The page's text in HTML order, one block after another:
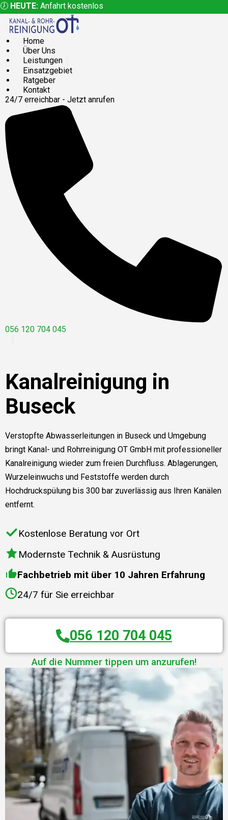
🕖 HEUTE: Anfahrt kostenlos
Home
Über Uns
Leistungen
Einsatzgebiet
Ratgeber
Kontakt
24/7 erreichbar - Jetzt anrufen
056 120 704 045
Kanalreinigung in
Buseck
Verstopfte Abwasserleitungen in Buseck und Umgebung
bringt Kanal- und Rohrreinigung OT GmbH mit professioneller
Kanalreinigung wieder zum freien Durchfluss. Ablagerungen,
Wurzeleinwuchs und Feststoffe werden durch
Hochdruckspülung bis 300 bar zuverlässig aus Ihren Kanälen
entfernt.
Kostenlose Beratung vor Ort
Modernste Technik & Ausrüstung
Fachbetrieb mit über 10 Jahren Erfahrung
24/7 für Sie erreichbar
056 120 704 045
Auf die Nummer tippen um anzurufen!